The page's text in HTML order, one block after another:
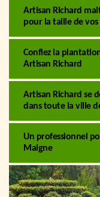
Artisan Richard
pour la taille de vos
Confiez la
Artisan Richard
Artisan Richard se
dans toute la ville
Un professionnel
Maigne